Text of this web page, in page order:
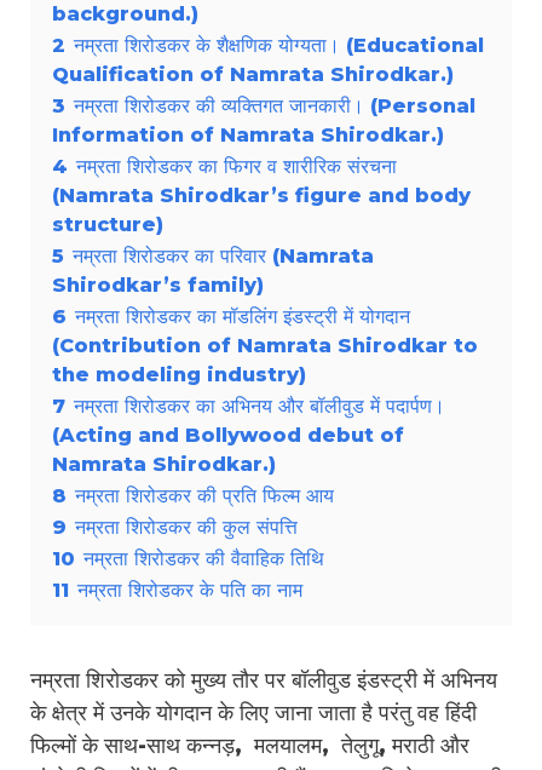
background.)
2 नम्रता शिरोडकर के शैक्षणिक योग्यता। (Educational
Qualification of Namrata Shirodkar.)
3 नम्रता शिरोडकर की व्यक्तिगत जानकारी। (Personal
Information of Namrata Shirodkar.)
4 नम्रता शिरोडकर का फिगर व शारीरिक संरचना
(Namrata Shirodkar’s figure and body
structure)
5 नम्रता शिरोडकर का परिवार (Namrata
Shirodkar’s family)
6 नम्रता शिरोडकर का मॉडलिंग इंडस्ट्री में योगदान
(Contribution of Namrata Shirodkar to
the modeling industry)
7 नम्रता शिरोडकर का अभिनय और बॉलीवुड में पदार्पण।
(Acting and Bollywood debut of
Namrata Shirodkar.)
8 नम्रता शिरोडकर की प्रति फिल्म आय
9 नम्रता शिरोडकर की कुल संपत्ति
10 नम्रता शिरोडकर की वैवाहिक तिथि
11 नम्रता शिरोडकर के पति का नाम
नम्रता शिरोडकर को मुख्य तौर पर बॉलीवुड इंडस्ट्री में अभिनय
के क्षेत्र में उनके योगदान के लिए जाना जाता है परंतु वह हिंदी
फिल्मों के साथ-साथ कन्नड़, मलयालम, तेलुगू, मराठी और